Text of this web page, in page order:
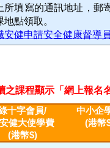
上所填寫的通訊地址，郵
地點領取。
安健申請安全健康督導
之課程顯示「網上報
十字會員/
健大使學費
(港幣$)
中小企
(港幣